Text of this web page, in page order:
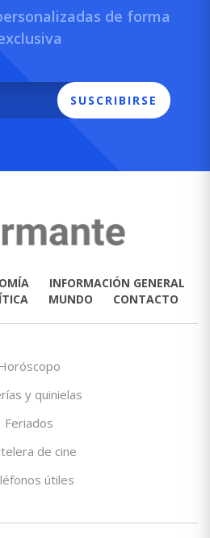
de forma
SUSCRIBIRSE
INFORMACIÓN GENERAL
MUNDO CONTACTO
y quinielas
Feriados
de cine
útiles